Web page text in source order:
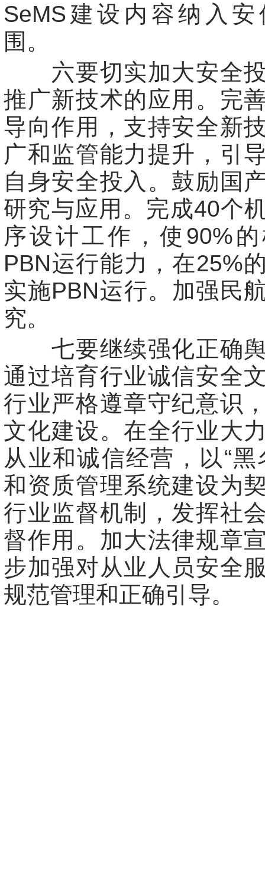
SeMS建设内容纳入
围。
六要切实加大安全投
推广新技术的应用。完
导向作用，支持安全新
广和监管能力提升，引
自身安全投入。鼓励国
研究与应用。完成40个
序设计工作，使90%
PBN运行能力，在25%
实施PBN运行。加强民
究。
七要继续强化正确舆
通过培育行业诚信安全
行业严格遵章守纪意识
文化建设。在全行业大
从业和诚信经营，以“黑
和资质管理系统建设为
行业监督机制，发挥社
督作用。加大法律规章
步加强对从业人员安全
规范管理和正确引导。